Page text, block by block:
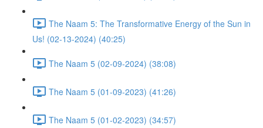
The Naam 5: The Transformative Energy of the Sun in
Us! (02-13-2024) (40:25)
The Naam 5 (02-09-2024) (38:08)
The Naam 5 (01-09-2023) (41:26)
The Naam 5 (01-02-2023) (34:57)